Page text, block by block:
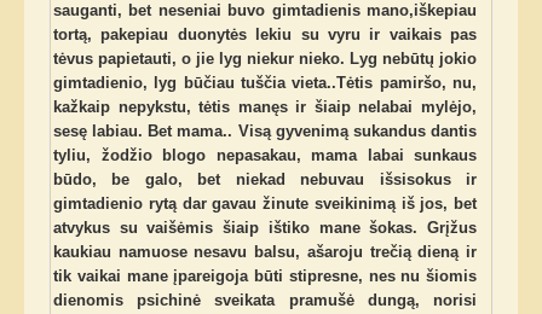
sauganti, bet neseniai buvo gimtadienis mano,iškepiau
tortą, pakepiau duonytės lekiu su vyru ir vaikais pas
tėvus papietauti, o jie lyg niekur nieko. Lyg nebūtų jokio
gimtadienio, lyg būčiau tuščia vieta..Tėtis pamiršo, nu,
kažkaip nepykstu, tėtis manęs ir šiaip nelabai mylėjo,
sesę labiau. Bet mama.. Visą gyvenimą sukandus dantis
tyliu, žodžio blogo nepasakau, mama labai sunkaus
būdo, be galo, bet niekad nebuvau išsisokus ir
gimtadienio rytą dar gavau žinute sveikinimą iš jos, bet
atvykus su vaišėmis šiaip ištiko mane šokas. Grįžus
kaukiau namuose nesavu balsu, ašaroju trečią dieną ir
tik vaikai mane įpareigoja būti stipresne, nes nu šiomis
dienomis psichinė sveikata pramušė dungą, norisi